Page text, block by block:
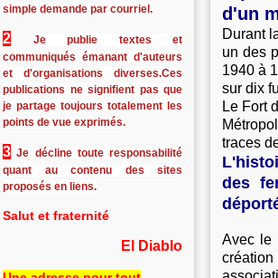
simple demande par courriel.
2
Je publie textes et
communiqués émanant d'auteurs
et d'organisations diverses.Ces
publications ne signifient pas que
je partage toujours totalement les
points de vue exprimés.
3 Je décline toute responsabilité
quant au contenu des sites
proposés en liens.
Salut et fraternité
El Diablo
d'un
Durant
un des
1940 à
sur dix
Le Fort
traces
des
Avec le